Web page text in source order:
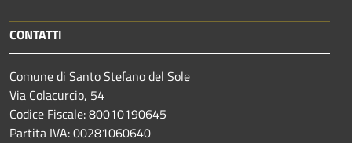
CONTATTI
Comune di Santo Stefano del Sole
Via Colacurcio, 54
Codice Fiscale: 80010190645
Partita IVA: 00281060640